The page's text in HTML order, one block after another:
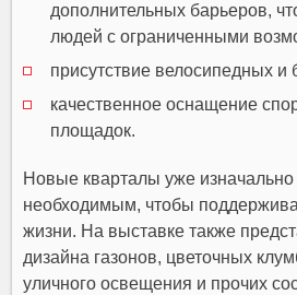
дополнительных барьеров,
людей с ограниченными
присутствие велосипедных и
качественное оснащение
площадок.
Новые кварталы уже
необходимым, чтобы
жизни. На выставке также
дизайна газонов, цветочных
уличного освещения и прочих